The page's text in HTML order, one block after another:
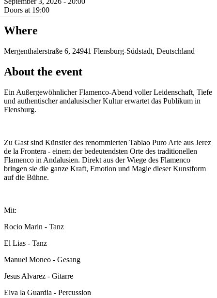
Doors at 19:00
Where
Mergenthalerstraße 6, 24941 Flensburg-Südstadt, Deutschland
About the event
Ein Außergewöhnlicher Flamenco-Abend voller Leidenschaft, Tiefe
und authentischer andalusischer Kultur erwartet das Publikum in
Flensburg.
Zu Gast sind Künstler des renommierten Tablao Puro Arte aus Jerez
de la Frontera - einem der bedeutendsten Orte des traditionellen
Flamenco in Andalusien. Direkt aus der Wiege des Flamenco
bringen sie die ganze Kraft, Emotion und Magie dieser Kunstform
auf die Bühne.
Mit:
Rocio Marin - Tanz
El Lias - Tanz
Manuel Moneo - Gesang
Jesus Alvarez - Gitarre
Elva la Guardia - Percussion